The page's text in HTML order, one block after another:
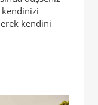
kendinizi
kendini